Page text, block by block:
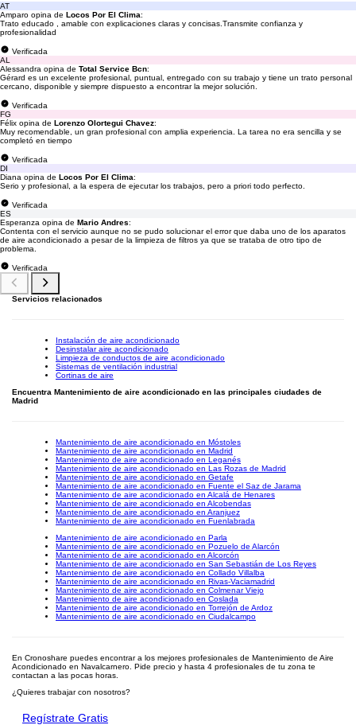
AT
Amparo opina de Locos Por El Clima:
Trato educado , amable con explicaciones claras y concisas.Transmite confianza y
profesionalidad
Verificada
AL
Alessandra opina de Total Service Bcn:
Gérard es un excelente profesional, puntual, entregado con su trabajo y tiene un trato personal
cercano, disponible y siempre dispuesto a encontrar la mejor solución.
Verificada
FG
Félix opina de Lorenzo Olortegui Chavez:
Muy recomendable, un gran profesional con amplia experiencia. La tarea no era sencilla y se
completó en tiempo
Verificada
DI
Diana opina de Locos Por El Clima:
Serio y profesional, a la espera de ejecutar los trabajos, pero a priori todo perfecto.
Verificada
ES
Esperanza opina de Mario Andres:
Contenta con el servicio aunque no se pudo solucionar el error que daba uno de los aparatos
de aire acondicionado a pesar de la limpieza de filtros ya que se trataba de otro tipo de
problema.
Verificada
Servicios relacionados
Instalación de aire acondicionado
Desinstalar aire acondicionado
Limpieza de conductos de aire acondicionado
Sistemas de ventilación industrial
Cortinas de aire
Encuentra Mantenimiento de aire acondicionado en las principales ciudades de
Madrid
Mantenimiento de aire acondicionado en Móstoles
Mantenimiento de aire acondicionado en Madrid
Mantenimiento de aire acondicionado en Leganés
Mantenimiento de aire acondicionado en Las Rozas de Madrid
Mantenimiento de aire acondicionado en Getafe
Mantenimiento de aire acondicionado en Fuente el Saz de Jarama
Mantenimiento de aire acondicionado en Alcalá de Henares
Mantenimiento de aire acondicionado en Alcobendas
Mantenimiento de aire acondicionado en Aranjuez
Mantenimiento de aire acondicionado en Fuenlabrada
Mantenimiento de aire acondicionado en Parla
Mantenimiento de aire acondicionado en Pozuelo de Alarcón
Mantenimiento de aire acondicionado en Alcorcón
Mantenimiento de aire acondicionado en San Sebastián de Los Reyes
Mantenimiento de aire acondicionado en Collado Villalba
Mantenimiento de aire acondicionado en Rivas-Vaciamadrid
Mantenimiento de aire acondicionado en Colmenar Viejo
Mantenimiento de aire acondicionado en Coslada
Mantenimiento de aire acondicionado en Torrejón de Ardoz
Mantenimiento de aire acondicionado en Ciudalcampo
En Cronoshare puedes encontrar a los mejores profesionales de Mantenimiento de Aire
Acondicionado en Navalcarnero. Pide precio y hasta 4 profesionales de tu zona te
contactan a las pocas horas.
¿Quieres trabajar con nosotros?
Regístrate Gratis